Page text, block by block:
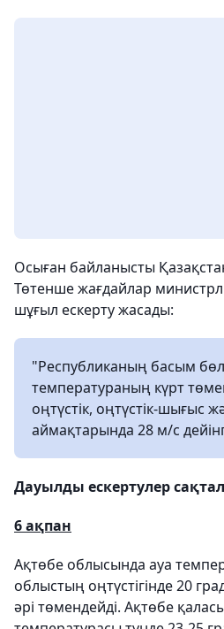
Осыған байланысты
Төтенше жағдайлар
шұғыл ескерту жасады:
"Республиканың басым
температураның күрт
оңтүстік, оңтүстік-шығыс
аймақтарында 28 м/с
Дауылды ескертулер
6 ақпан
Ақтөбе облысында ауа
облыстың оңтүстігінде 20
әрі төмендейді. Ақтөбе